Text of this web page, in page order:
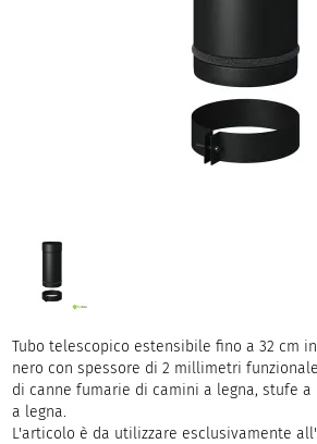
Tubo telescopico estensibile fino a 32 cm
nero con spessore di 2 millimetri
di canne fumarie di camini a legna, stufe
a legna.
L'articolo è da utilizzare esclusivamente